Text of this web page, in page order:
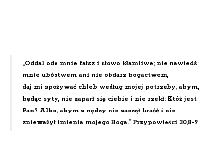
„Oddal ode mnie fałsz i słowo kłamliwe; nie nawiedź
mnie ubóstwem ani nie obdarz bogactwem,
daj mi spożywać chleb według mojej potrzeby, abym,
będąc syty, nie zaparł się ciebie i nie rzekł: Któż jest
Pan? Albo, abym z nędzy nie zaczął kraść i nie
znieważył imienia mojego Boga.” Przypowieści 30,8-9